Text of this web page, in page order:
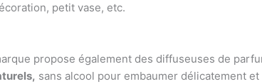
petit vase, etc.
propose également des diffuseuses de
sans alcool pour embaumer délicatement